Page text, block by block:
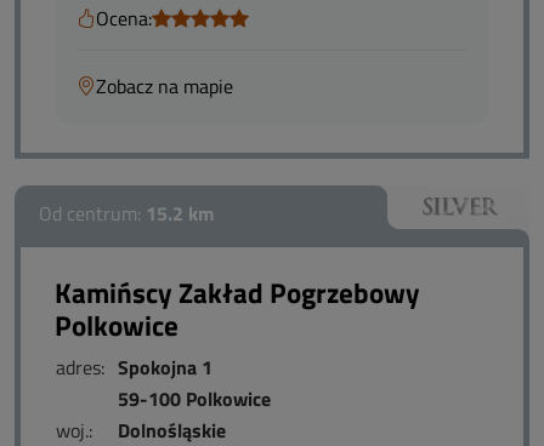
Ocena:
Zobacz na mapie
Od centrum: 15.2 km
Kamińscy Zakład Pogrzebowy
Polkowice
adres: Spokojna 1
59-100 Polkowice
woj.:
Dolnośląskie